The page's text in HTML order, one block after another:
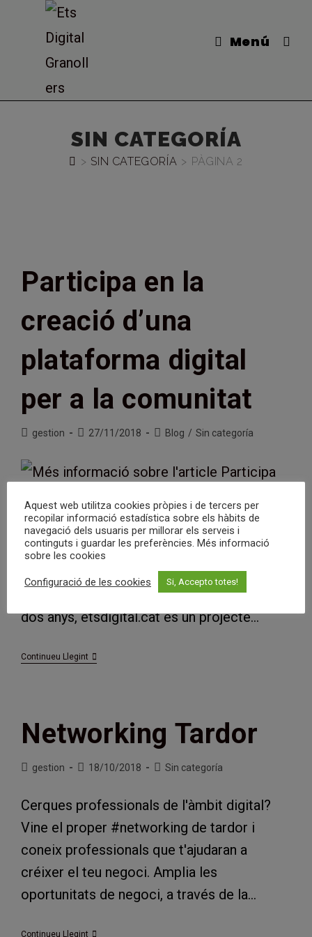
Menú
SIN CATEGORÍA
> SIN CATEGORÍA > PÀGINA 2
Participa en la
creació d’una
plataforma digital
per a la comunitat
Autor
l'entrada:
gestion
Entrada
27/11/2018
Categoria
Blog / Sin categoría
Foto: Equip estudiants de cicle superior de
l'I.E.S Carles Vallbona Com ja coneixeu els i
les que aneu seguint el projecte des de fa
dos anys, etsdigital.cat és un projecte…
Continueu LlegintParticipa
Per
A
Comunitat
Networking Tardor
Autorgestion
Entrada
18/10/2018
Categoria
Sin categoría
Cerques professionals de l'àmbit digital?
Vine el proper #networking de tardor i
coneix professionals que t'ajudaran a
créixer el teu negoci. Amplia les
oportunitats de negoci, a través de la…
Continueu LlegintNetworking
Aquest web utilitza cookies pròpies i de tercers per
recopilar informació estadística sobre els hàbits de
navegació dels usuaris per millorar els serveis i
continguts i guardar les preferències. Més informació
sobre les cookies
Configuració de les cookies Si, Accepto totes!